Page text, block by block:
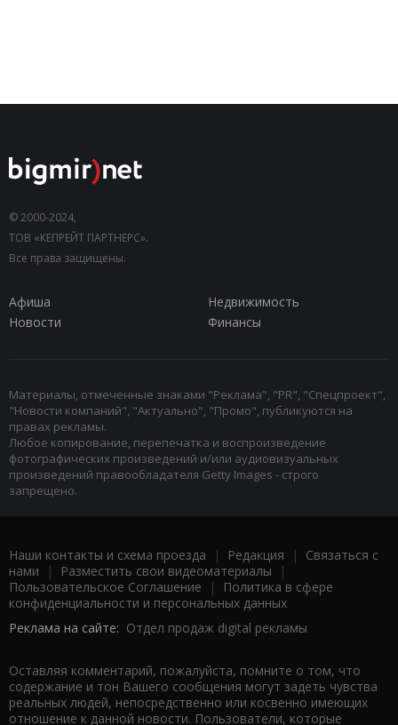
© 2000-2024,
ТОВ «КЕПРЕЙТ ПАРТНЕРС».
Все права защищены.
Афиша
Недвижимость
Новости
Финансы
Материалы, отмеченные знаками "Реклама", "PR", "Спецпроект",
"Новости компаний", "Актуально", "Промо", публикуются на
правах рекламы.
Любое копирование, перепечатка и воспроизведение
фотографических произведений и/или аудиовизуальных
произведений правообладателя Getty Images - строго
запрещено.
Наши контакты и схема проезда | Редакция | Связаться с
нами | Разместить свои видеоматериалы |
Пользовательское Соглашение |
Политика в сфере
конфиденциальности и персональных данных
Реклама на сайте: Отдел продаж digital рекламы
Оставляя комментарий, пожалуйста, помните о том, что
содержание и тон Вашего сообщения могут задеть чувства
реальных людей, непосредственно или косвенно имеющих
отношение к данной новости. Пользователи, которые